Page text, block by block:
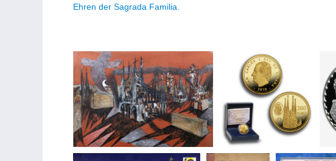
Ehren der Sagrada Familia.